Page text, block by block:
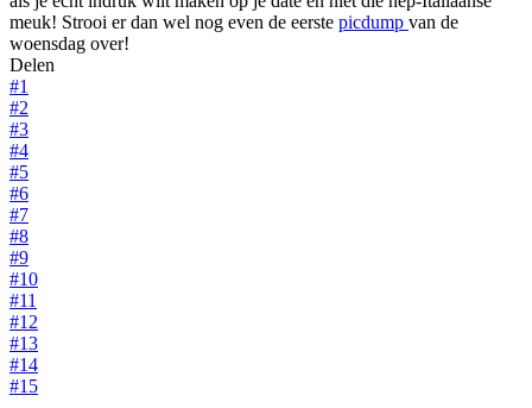
meuk! Strooi er dan wel nog even de eerste picdump van de
woensdag over!
Delen
#1
#2
#3
#4
#5
#6
#7
#8
#9
#10
#11
#12
#13
#14
#15